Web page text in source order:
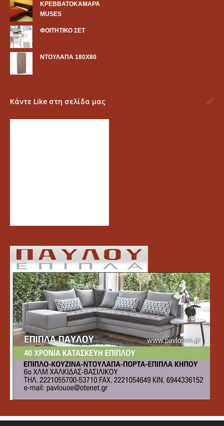
KΡΕΒΒΑΤΟΚΑΜΑΡΑ
MUSES
ΦΟΙΤΗΤΙΚΟ ΣΕΤ
ΝΤΟΥΛΑΠΑ 180Χ80
Κάντε Like στη σελίδα μας